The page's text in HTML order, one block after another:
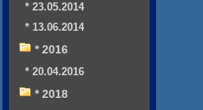
* 23.05.2014
* 13.06.2014
* 2016
* 20.04.2016
* 2018